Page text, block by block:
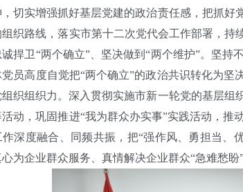
，切实增强抓好基层党建的政治责任感，把抓
织路线，落实市第十二次党代会工作部署，持
捍卫“两个确立”、坚决做到“两个维护”。坚
员高度自觉把“两个确立”的政治共识转化为坚
织组织力。深入贯彻实施市新一轮党的基层
活动，巩固推进“我为群众办实事”实践活动，推
作深度融合、同频共振，把“强作风、勇担当、
为企业群众服务、真情解决企业群众“急难愁盼